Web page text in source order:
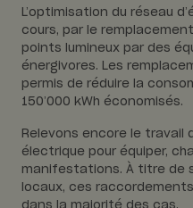
L’optimisation du réseau
cours, par le
points lumineux par des
énergivores. Les
permis de réduire la
150’000 kWh économisés.
Relevons encore le travail
électrique pour équiper,
manifestations. À titre de
locaux, ces